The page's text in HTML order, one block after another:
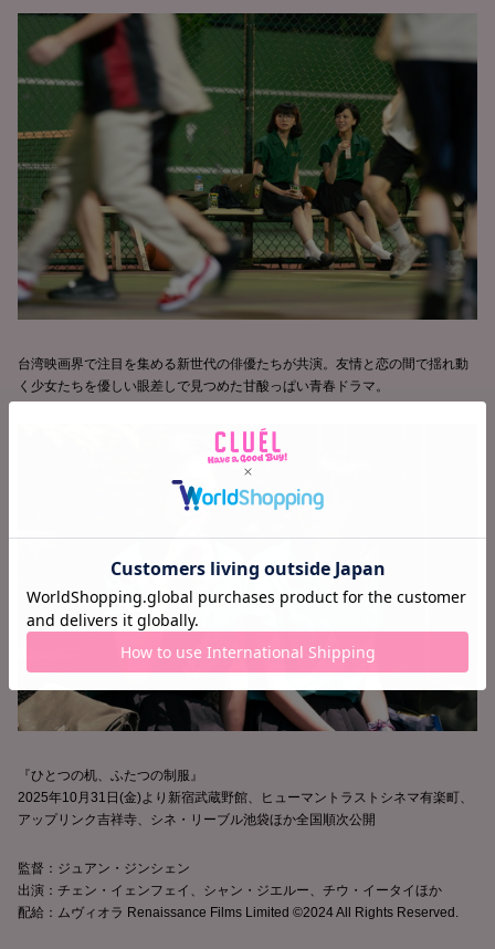
台湾映画界で注目を集める新世代の俳優たちが共演。友情と恋の間で揺れ動
く少女たちを優しい眼差しで見つめた甘酸っぱい青春ドラマ。
『ひとつの机、ふたつの制服』
2025年10月31日(金)より新宿武蔵野館、ヒューマントラストシネマ有楽町、
アップリンク吉祥寺、シネ・リーブル池袋ほか全国順次公開
監督：ジュアン・ジンシェン
出演：チェン・イェンフェイ、シャン・ジエルー、チウ・イータイほか
配給：ムヴィオラ Renaissance Films Limited ©2024 All Rights Reserved.